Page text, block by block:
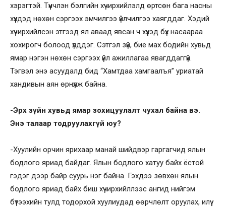
хэрэгтэй. Түүнчлэн бэлгийн хүчирхийлэлд өртсөн бага насны
хүүхдэд нөхөн сэргээх эмчилгээ үйлчилгээ хаягддаг. Хэдий
хүчирхийлсэн этгээд ял аваад явсан ч хүүхэд бүх насаараа
хохирогч болоод үлддэг. Сэтгэл зүй, бие мах бодийн хувьд
ямар нэгэн нөхөн сэргээх үйл ажиллагаа явагддаггүй.
Тэгвэл энэ асуудалд бид “Хамтдаа хамгаалъя” уриатай
хандивын аян өрнүүлж байна.
-Эрх зүйн хувьд ямар зохицуулалт чухал байна вэ.
Энэ талаар тодруулахгүй юу?
-Хуулийн орчин ярихаар манай шийдвэр гаргагчид ялын
бодлого яриад байдаг. Ялын бодлого хатуу байх ёстой
гэдэг дээр байр суурь нэг байна. Гэхдээ зөвхөн ялын
бодлого яриад байх биш хүчирхийллээс ангид нийгэм
бүтээхийн тулд тодорхой хуулиудад өөрчлөлт оруулах, илүү